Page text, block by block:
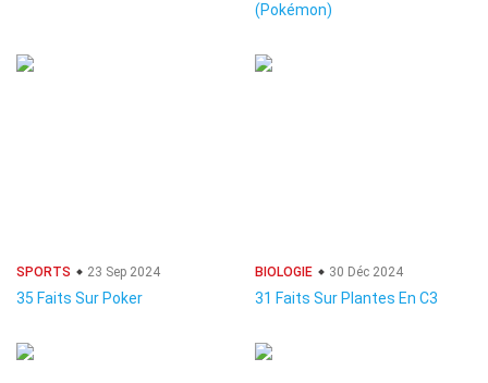
(Pokémon)
SPORTS 23 Sep 2024
35 Faits Sur Poker
BIOLOGIE 30 Déc 2024
31 Faits Sur Plantes En C3